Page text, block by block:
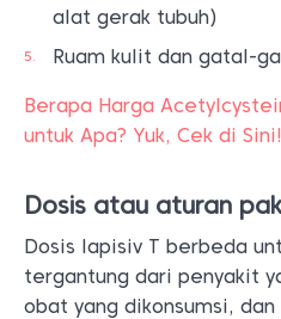
alat gerak tubuh)
Ruam kulit dan gatal-
Berapa Harga
untuk Apa? Yuk, Cek di Sini!
Dosis atau aturan
Dosis lapisiv T berbeda
tergantung dari penyakit
obat yang dikonsumsi,